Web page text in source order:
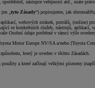
zástupce veřejnosti atd., máte
„ tyto Zásady“) popisujeme, jak
webových stránek, portálů,
se konkrétních služeb, nástrojů,
Osobní údaje potřebné v rámci výše
Motor Europe NV/SA a/nebo [Toyota
který je uveden v těchto Zásadách.
a které začínají velkými písmeny